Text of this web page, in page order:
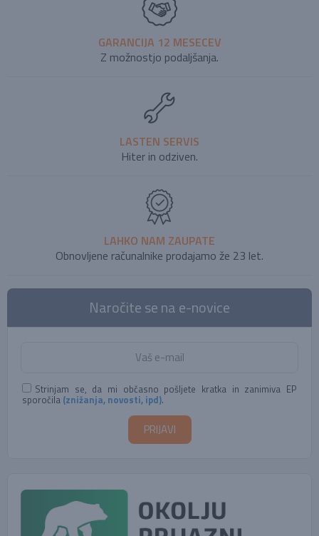
GARANCIJA 12 MESECEV
Z možnostjo podaljšanja.
LASTEN SERVIS
Hiter in odziven.
LAHKO NAM ZAUPATE
Obnovljene računalnike prodajamo že 23 let.
Naročite se na e-novice
Strinjam se, da mi občasno pošljete kratka in zanimiva EP
sporočila (znižanja, novosti, ipd).